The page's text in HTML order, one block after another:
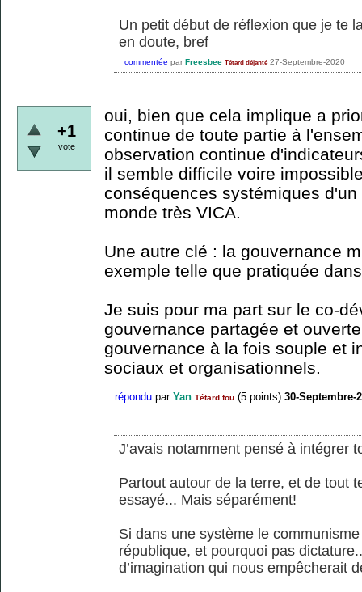
Un petit début de réflexion que je te
en doute, bref
commentée par Freesbee Tétard déjanté 27-Septembre-2020
+1
vote
oui, bien que cela implique a
continue de toute partie à
observation continue
il semble difficile voire
conséquences systémiques
monde très VICA.
Une autre clé : la gouvernance
exemple telle que pratiquée
Je suis pour ma part sur le co-
gouvernance partagée et
gouvernance à la fois souple et
sociaux et organisationnels.
répondu par Yan Tétard fou (5 points) 30-Septembre-
J’avais notamment pensé à intégrer
Partout autour de la terre, et de tout
essayé... Mais séparément!
Si dans une système le
république, et pourquoi pas
d’imagination qui nous empêcherait